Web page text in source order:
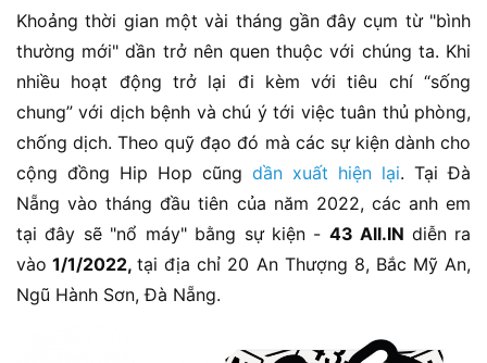
Khoảng thời gian một vài tháng gần đây cụm từ "bình
thường mới" dần trở nên quen thuộc với chúng ta. Khi
nhiều hoạt động trở lại đi kèm với tiêu chí “sống
chung” với dịch bệnh và chú ý tới việc tuân thủ phòng,
chống dịch. Theo quỹ đạo đó mà các sự kiện dành cho
cộng đồng Hip Hop cũng dần xuất hiện lại. Tại Đà
Nẵng vào tháng đầu tiên của năm 2022, các anh em
tại đây sẽ "nổ máy" bằng sự kiện - 43 All.IN diễn ra
vào 1/1/2022,tại địa chỉ 20 An Thượng 8, Bắc Mỹ An,
Ngũ Hành Sơn, Đà Nẵng.